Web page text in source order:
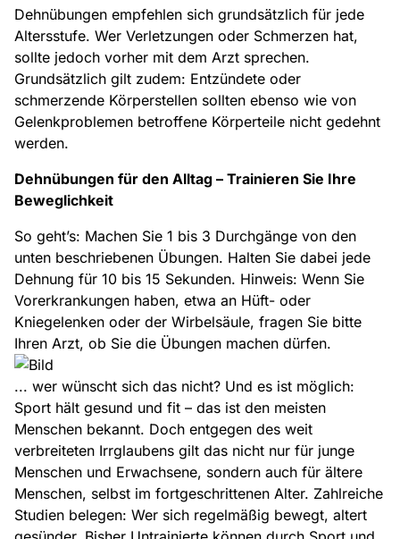
Dehnübungen empfehlen sich grundsätzlich für jede
Altersstufe. Wer Verletzungen oder Schmerzen hat,
sollte jedoch vorher mit dem Arzt sprechen.
Grundsätzlich gilt zudem: Entzündete oder
schmerzende Körperstellen sollten ebenso wie von
Gelenkproblemen betroffene Körperteile nicht gedehnt
werden.
Dehnübungen für den Alltag – Trainieren Sie Ihre
Beweglichkeit
So geht’s: Machen Sie 1 bis 3 Durchgänge von den
unten beschriebenen Übungen. Halten Sie dabei jede
Dehnung für 10 bis 15 Sekunden. Hinweis: Wenn Sie
Vorerkrankungen haben, etwa an Hüft- oder
Kniegelenken oder der Wirbelsäule, fragen Sie bitte
Ihren Arzt, ob Sie die Übungen machen dürfen.
... wer wünscht sich das nicht? Und es ist möglich:
Sport hält gesund und fit – das ist den meisten
Menschen bekannt. Doch entgegen des weit
verbreiteten Irrglaubens gilt das nicht nur für junge
Menschen und Erwachsene, sondern auch für ältere
Menschen, selbst im fortgeschrittenen Alter. Zahlreiche
Studien belegen: Wer sich regelmäßig bewegt, altert